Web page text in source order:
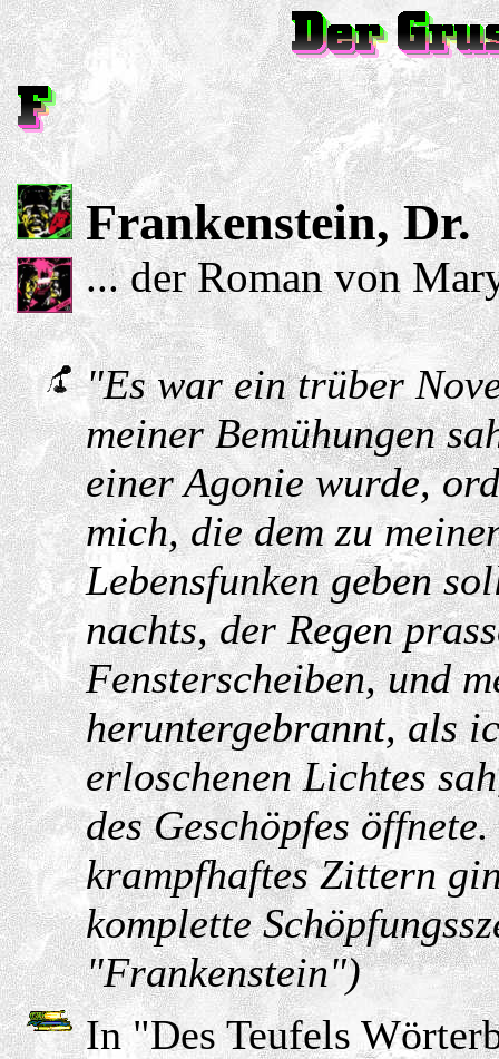
Frankenstein, Dr.
... der Roman von
"Es war ein trüber
meiner Bemühungen
einer Agonie wurde,
mich, die dem zu
Lebensfunken geben
nachts, der Regen
Fensterscheiben, und
heruntergebrannt, als
erloschenen Lichtes
des Geschöpfes
krampfhaftes Zittern
komplette
"Frankenstein")
In "Des Teufels